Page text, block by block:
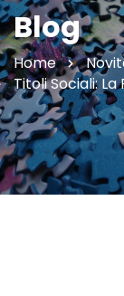
Blog
Home
Titoli Sociali: